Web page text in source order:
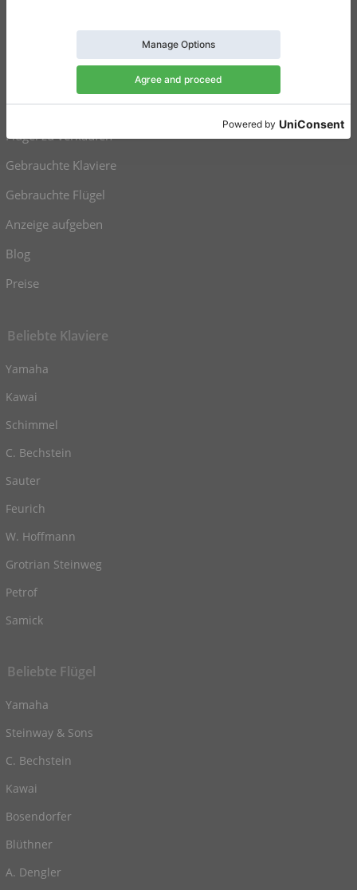
Klaviere zu verkaufen
Flügel zu verkaufen
Gebrauchte Klaviere
Gebrauchte Flügel
Anzeige aufgeben
Blog
Preise
Beliebte Klaviere
Yamaha
Kawai
Schimmel
C. Bechstein
Sauter
Feurich
W. Hoffmann
Grotrian Steinweg
Petrof
Samick
Beliebte Flügel
Yamaha
Steinway & Sons
C. Bechstein
Kawai
Bosendorfer
Blüthner
A. Dengler